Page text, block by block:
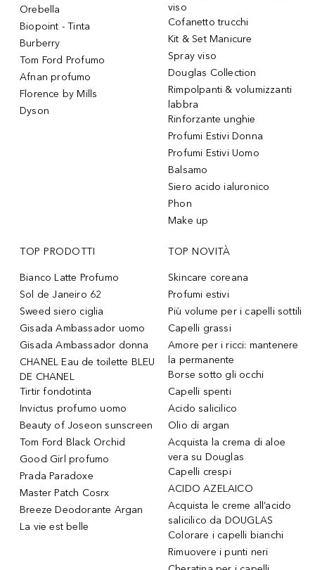
Orebella
Biopoint - Tinta
Burberry
Tom Ford Profumo
Afnan profumo
Florence by Mills
Dyson
viso
Cofanetto trucchi
Kit & Set Manicure
Spray viso
Douglas Collection
Rimpolpanti & volumizzanti
labbra
Rinforzante unghie
Profumi Estivi Donna
Profumi Estivi Uomo
Balsamo
Siero acido ialuronico
Phon
Make up
TOP PRODOTTI
Bianco Latte Profumo
Sol de Janeiro 62
Sweed siero ciglia
Gisada Ambassador uomo
Gisada Ambassador donna
CHANEL Eau de toilette BLEU
DE CHANEL
Tirtir fondotinta
Invictus profumo uomo
Beauty of Joseon sunscreen
Tom Ford Black Orchid
Good Girl profumo
Prada Paradoxe
Master Patch Cosrx
Breeze Deodorante Argan
La vie est belle
TOP NOVITÀ
Skincare coreana
Profumi estivi
Più volume per i capelli sottili
Capelli grassi
Amore per i ricci: mantenere
la permanente
Borse sotto gli occhi
Capelli spenti
Acido salicilico
Olio di argan
Acquista la crema di aloe
vera su Douglas
Capelli crespi
ACIDO AZELAICO
Acquista le creme all’acido
salicilico da DOUGLAS
Colorare i capelli bianchi
Rimuovere i punti neri